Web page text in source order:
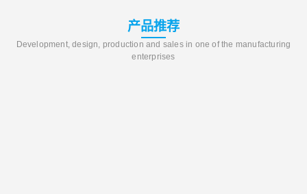
产品推荐
Development, design, production and sales in one of the manufacturing
enterprises